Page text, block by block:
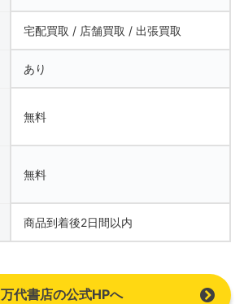
宅配買取 / 店舗買取 / 出張買取
あり
無料
無料
商品到着後2日間以内
万代書店の公式HPへ